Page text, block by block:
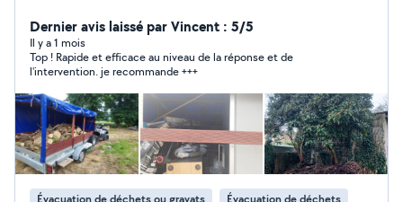
Dernier avis laissé par Vincent : 5/5
Il y a 1 mois
Top ! Rapide et efficace au niveau de la réponse et de
l'intervention. je recommande +++
Évacuation de déchets ou gravats Évacuation de déchets